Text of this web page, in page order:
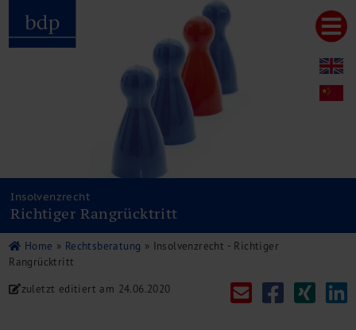
Unternehmenswerte
Publikationen
Newsletter
Videos
Leistungen
Rechtsberatung
Insolvenzrecht
Richtiger Rangrücktritt
Home » Rechtsberatung » Insolvenzrecht - Richtiger
Rangrücktritt
zuletzt editiert am 24.06.2020